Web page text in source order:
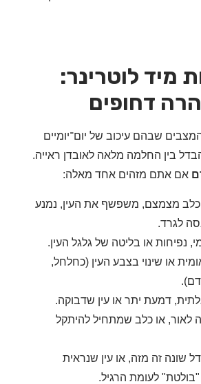
לוטרינר:
עיכוב של יום־יומיים
מלאה לאובדן ראייה.
מזהים אחד מאלה:
משפשף את העין, נמנע
או בליטה של גלגל העין.
בצבע העין (כחלחל,
יתר או עין שדבוקה.
כלב שמתחיל להיתקל
מזה, או עין שנראית
הרגיל.